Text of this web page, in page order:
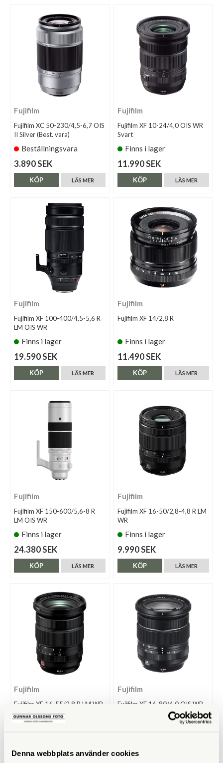
Denna webbplats använder cookies
Fujifilm
Fujifilm XC 50-230/4,5-6,7 OIS
II Silver (Best. vara)
Beställningsvara
3.890 SEK
LÄS MER
KÖP
Fujifilm
Fujifilm XF 10-24/4,0 OIS WR
Svart
Finns i lager
11.990 SEK
LÄS MER
KÖP
Fujifilm
Fujifilm XF 100-400/4,5-5,6 R
LM OIS WR
Finns i lager
19.590 SEK
LÄS MER
KÖP
Fujifilm
Fujifilm XF 14/2,8 R
Finns i lager
11.490 SEK
LÄS MER
KÖP
Fujifilm
Fujifilm XF 150-600/5,6-8 R
LM OIS WR
Finns i lager
24.380 SEK
LÄS MER
KÖP
Fujifilm
Fujifilm XF 16-50/2,8-4,8 R LM
WR
Finns i lager
9.990 SEK
LÄS MER
KÖP
Fujifilm
Fujifilm XF 16-55/2,8 R LM WR
II
KÖP
Fujifilm
Fujifilm XF 16-80/4,0 OIS WR
KÖP